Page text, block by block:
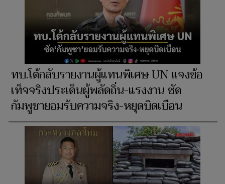
ทบ.โต้กลับรายงานผู้แทนพิเศษ UN แจงข้อ
เท็จจริงประเด็นผู้พลัดถิ่น-แรงงาน ซัด
กัมพูชายอมรับความจริง-หยุดบิดเบือน